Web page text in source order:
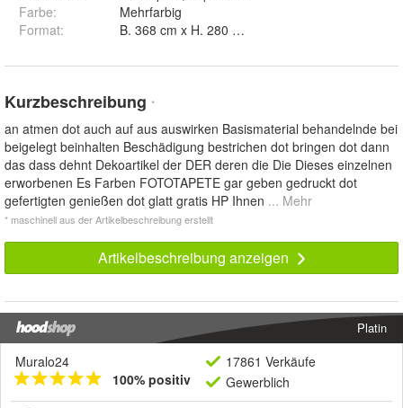
Farbe:
Mehrfarbig
Format: B. 368 cm x H. 280 cm, B. 460 cm x H. 300 cm,
Kurzbeschreibung *
an atmen dot auch auf aus auswirken Basismaterial behandelnde bei
beigelegt beinhalten Beschädigung bestrichen dot bringen dot dann
das dass dehnt Dekoartikel der DER deren die Die Dieses einzelnen
erworbenen Es Farben FOTOTAPETE gar geben gedruckt dot
gefertigten genießen dot glatt gratis HP Ihnen ... Mehr
* maschinell aus der Artikelbeschreibung erstellt
Artikelbeschreibung anzeigen
Platin
Muralo24
100% positiv
17861 Verkäufe
Gewerblich